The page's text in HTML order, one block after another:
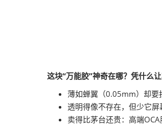
这块“万能胶”神奇在哪？凭什么
薄如蝉翼（0.05mm）却要
透明得像不存在，但少它
卖得比茅台还贵：高端